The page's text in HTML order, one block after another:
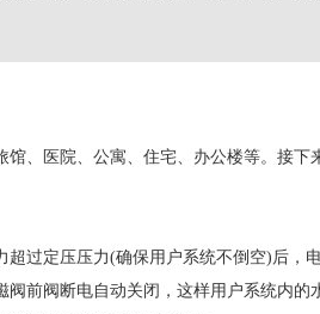
、医院、公寓、住宅、办公楼等。接下
过定压压力(确保用户系统不倒空)后，
前阀断电自动关闭，这样用户系统内的